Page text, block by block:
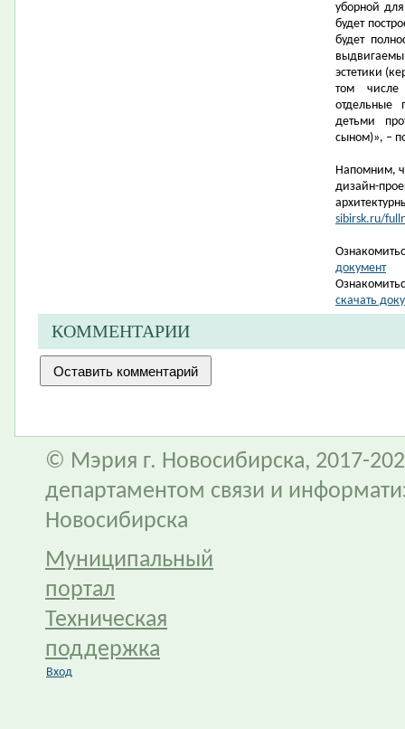
уборной
будет
будет
эстетики
том числе
отдельные
детьми
сыном)», –
Напомним,
дизайн-
sibirsk.ru/
документ
скачать
КОММЕНТАРИИ
© Мэрия г. Новосибирска, 2017-
департаментом связи и
Новосибирска
Муниципальный
портал
Техническая
поддержка
Вход